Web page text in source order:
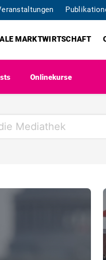
MARKTWIRTSCHAFT
Onlinekurse